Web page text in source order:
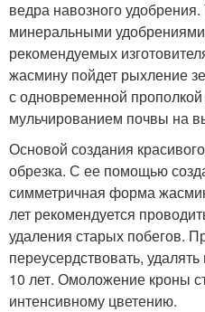
ведра навозного
минеральными
рекомендуемых
жасмину пойдет рыхление
с одновременной
мульчированием почвы на
Основой создания
обрезка. С ее помощью
симметричная форма
лет рекомендуется
удаления старых побегов.
переусердствовать,
10 лет. Омоложение кроны
интенсивному цветению.